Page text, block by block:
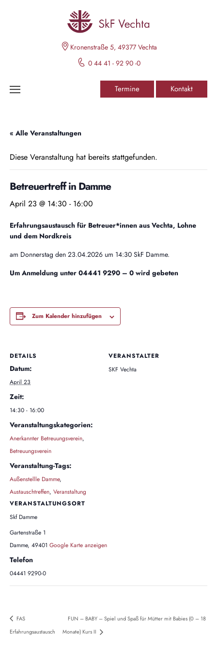
Kronenstraße 5, 49377 Vechta
0 44 41 - 92 90 -0
Termine Kontakt
« Alle Veranstaltungen
Diese Veranstaltung hat bereits stattgefunden.
Betreuertreff in Damme
April 23 @ 14:30 - 16:00
Erfahrungsaustausch für Betreuer*innen aus Vechta, Lohne
und dem Nordkreis
am Donnerstag den 23.04.2026 um 14:30 SkF Damme.
Um Anmeldung unter 04441 9290 – 0 wird gebeten
Zum Kalender hinzufügen
DETAILS
Datum:
April 23
Zeit:
14:30 - 16:00
Veranstaltungskategorien:
Anerkannter Betreuungsverein,
Betreuungsverein
Veranstaltung-Tags:
Außenstellle Damme,
Austauschtreffen, Veranstaltung
VERANSTALTUNGSORT
Skf Damme
Gartenstraße 1
Damme, 49401 Google Karte anzeigen
Telefon
04441 9290-0
VERANSTALTER
SKF Vechta
FAS
Erfahrungsaustausch
FUN – BABY – Spiel und Spaß für Mütter mit Babies (0 – 18
Monate) Kurs II